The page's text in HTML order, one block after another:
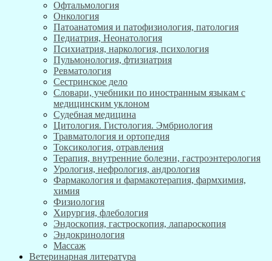
Офтальмология
Онкология
Патоанатомия и патофизиология, патология
Педиатрия, Неонатология
Психиатрия, наркология, психология
Пульмонология, фтизиатрия
Ревматология
Сестринское дело
Словари, учебники по иностранным языкам с
медицинским уклоном
Судебная медицина
Цитология. Гистология. Эмбриология
Травматология и ортопедия
Токсикология, отравления
Терапия, внутренние болезни, гастроэнтерология
Урология, нефрология, андрология
Фармакология и фармакотерапия, фармхимия,
химия
Физиология
Хирургия, флебология
Эндоскопия, гастроскопия, лапароскопия
Эндокринология
Массаж
Ветеринарная литература